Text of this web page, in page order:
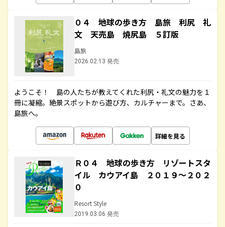
０４ 地球の歩き方 島旅 利尻 礼
文 天売島 焼尻島 ５訂版
島旅
2026.02.13 発売
ようこそ！ 島の人たちが教えてくれた利尻・礼文の魅力を１
冊に凝縮。絶景スポットから遊び方、カルチャーまで。さあ、
島旅へ。
詳細を見る
Ｒ０４ 地球の歩き方 リゾートスタ
イル カウアイ島 ２０１９～２０２
０
Resort Style
2019.03.06 発売